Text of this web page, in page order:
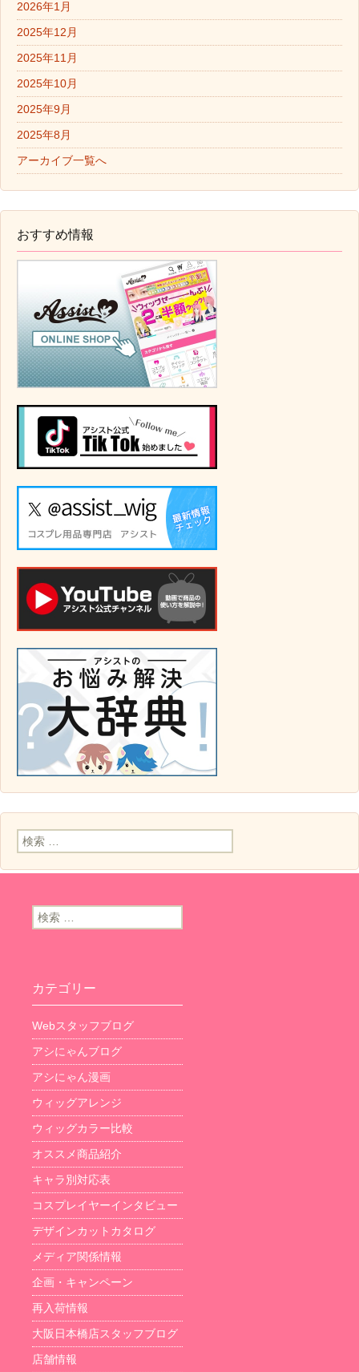
2026年1月
2025年12月
2025年11月
2025年10月
2025年9月
2025年8月
アーカイブ一覧へ
おすすめ情報
検索:
検索:
カテゴリー
Webスタッフブログ
アシにゃんブログ
アシにゃん漫画
ウィッグアレンジ
ウィッグカラー比較
オススメ商品紹介
キャラ別対応表
コスプレイヤーインタビュー
デザインカットカタログ
メディア関係情報
企画・キャンペーン
再入荷情報
大阪日本橋店スタッフブログ
店舗情報